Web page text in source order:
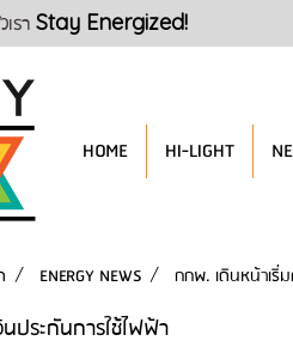
รา Stay Energized!
HOME HI-LIGHT
ENERGY NEWS กกพ. เดินหน้าเริ่
ประกันการใช้ไฟฟ้า